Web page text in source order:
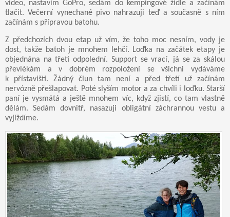
video, nastavím GoPro, sedám do kempingové židle a začínám
tlačit. Večerní vynechané pivo nahrazuji teď a současně s ním
začínám s přípravou batohu.
Z předchozích dvou etap už vím, že toho moc nesním, vody je
dost, takže batoh je mnohem lehčí. Loďka na začátek etapy je
objednána na třetí odpolední. Support se vrací, já se za skálou
převlékám a v dobrém rozpoložení se všichni vydáváme
k přístavišti. Žádný člun tam není a před třetí už začínám
nervózně přešlapovat. Poté slyším motor a za chvíli i loďku. Starší
paní je vysmátá a ještě mnohem víc, když zjistí, co tam vlastně
dělám. Sedám dovnitř, nasazuji obligátní záchrannou vestu a
vyjíždíme.